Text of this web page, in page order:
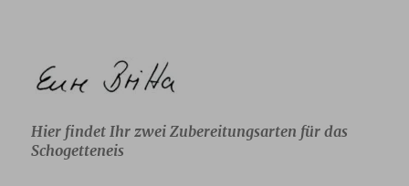
Hier findet Ihr zwei Zubereitungsarten für das
Schogetteneis